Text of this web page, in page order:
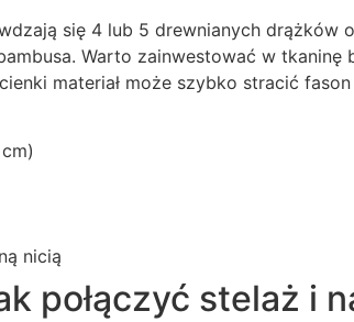
się 4 lub 5 drewnianych drążków
Warto zainwestować w tkaninę
materiał może szybko stracić
nicią
połączyć stelaż i